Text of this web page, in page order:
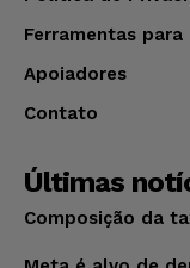
Ferramentas para
Apoiadores
Contato
Últimas
Composição da